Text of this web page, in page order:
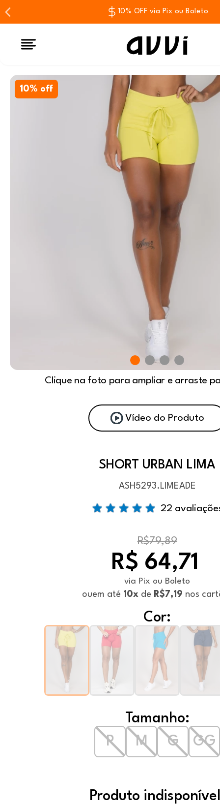
10% OFF via Pix ou Boleto
10% off
Clique na foto para ampliar e arraste
Vídeo do Produto
SHORT URBAN LIMA
ASH5293.LIMEADE
22
R$79,89
R$ 64,71
via Pix ou Boleto
ouem até 10xde R$7,19 nos
Cor:
Tamanho:
P
M G GG
Produto